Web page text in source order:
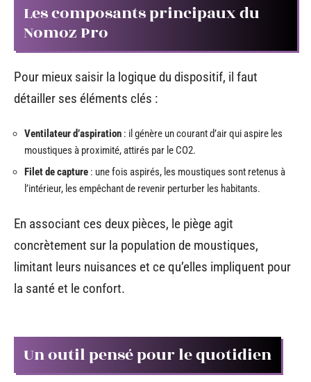
Les composants principaux du
Nomoz Pro
Pour mieux saisir la logique du dispositif, il faut
détailler ses éléments clés :
Ventilateur d’aspiration : il génère un courant d’air qui aspire les
moustiques à proximité, attirés par le CO2.
Filet de capture : une fois aspirés, les moustiques sont retenus à
l’intérieur, les empêchant de revenir perturber les habitants.
En associant ces deux pièces, le piège agit
concrètement sur la population de moustiques,
limitant leurs nuisances et ce qu’elles impliquent pour
la santé et le confort.
Un outil pensé pour le quotidien